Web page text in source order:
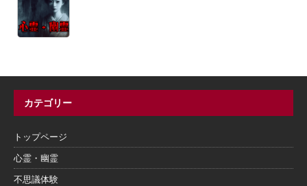
カテゴリー
トップページ
心霊・幽霊
不思議体験